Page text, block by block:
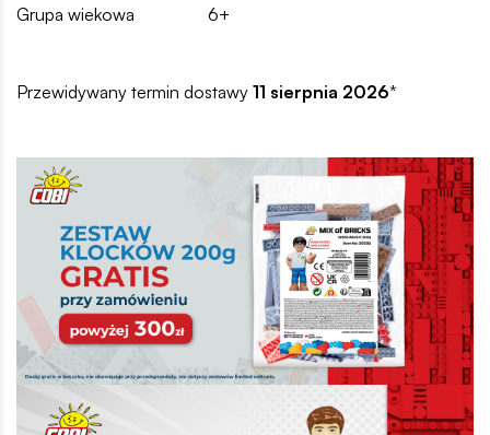
Grupa wiekowa
6+
Przewidywany termin dostawy 11 sierpnia 2026*